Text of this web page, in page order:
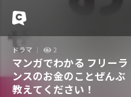
ドラマ 2
マンガでわかる フリーラ
ンスのお金のことぜんぶ
教えてください！